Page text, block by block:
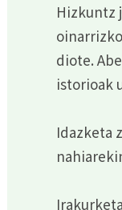
Hizkuntz
diote.
istorioak
Idazketa